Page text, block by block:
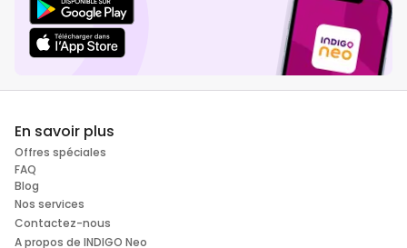
En savoir plus
Offres spéciales
FAQ
Blog
Nos services
Contactez-nous
A propos de INDIGO Neo